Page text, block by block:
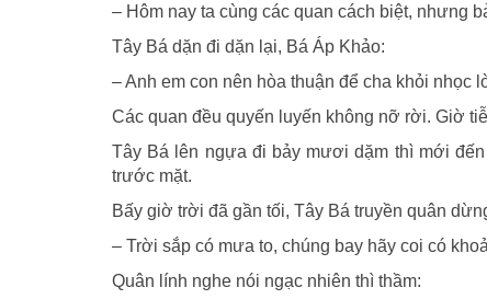
– Hôm nay ta cùng các quan cách biệt, nhưng
Tây Bá dặn đi dặn lại, Bá Áp Khảo:
– Anh em con nên hòa thuận để cha khỏi nhọc
Các quan đều quyến luyến không nỡ rời. Giờ
Tây Bá lên ngựa đi bảy mươi dặm thì mới
trước mặt.
Bấy giờ trời đã gần tối, Tây Bá truyền quân
– Trời sắp có mưa to, chúng bay hãy coi có
Quân lính nghe nói ngạc nhiên thì thầm: